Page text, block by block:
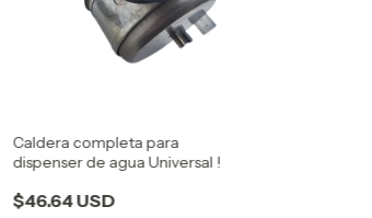
Caldera completa para
dispenser de agua Universal !
$46.64 USD